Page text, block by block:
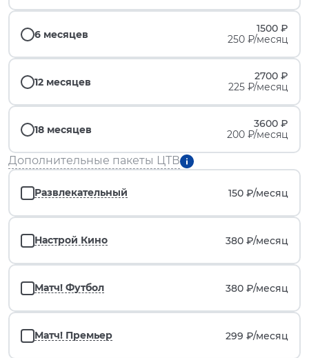
6 месяцев
1500 ₽
250 ₽/месяц
12 месяцев
2700 ₽
225 ₽/месяц
18 месяцев
3600 ₽
200 ₽/месяц
Дополнительные пакеты ЦТВ
Развлекательный 150 ₽/месяц
Настрой Кино 380 ₽/месяц
Матч! Футбол 380 ₽/месяц
Матч! Премьер 299 ₽/месяц